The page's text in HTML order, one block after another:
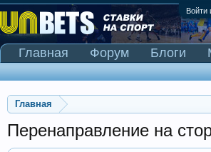
Войти
Главная
Перенаправление на
Главная Форум Блоги
Сканер Pinnacle